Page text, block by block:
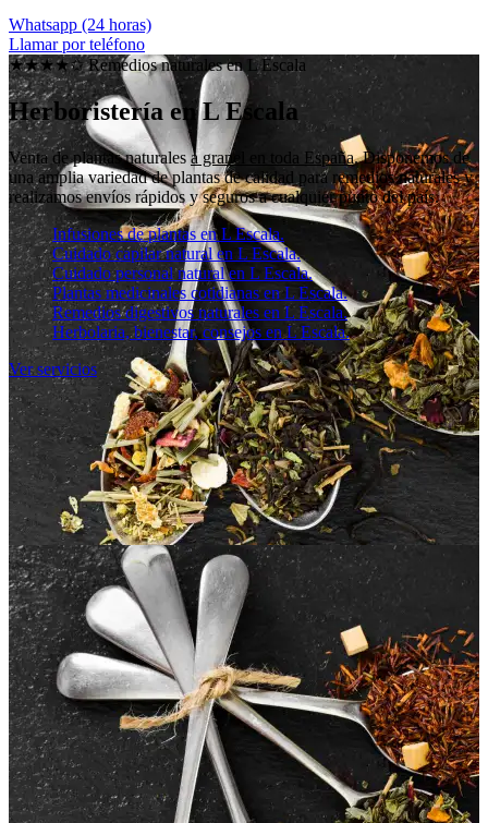
Whatsapp (24 horas)
Llamar por teléfono
★★★★✩ Remedios naturales en L Escala
Herboristería en L Escala
Venta de plantas naturalesa granel en toda España. Disponemos de
una amplia variedad de plantas de calidad para remedios naturales y
realizamos envíos rápidos y seguros a cualquier punto del país.
Infusiones de plantas en L Escala.
Cuidado capilar natural en L Escala.
Cuidado personal natural en L Escala.
Plantas medicinales cotidianas en L Escala.
Remedios digestivos naturales en L Escala.
Herbolaria, bienestar, consejos en L Escala.
Ver servicios